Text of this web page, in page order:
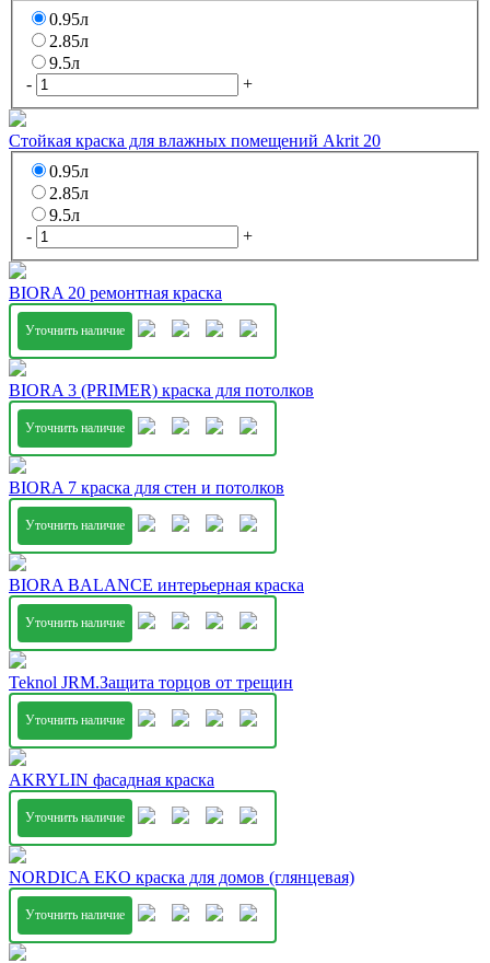
0.95л
2.85л
9.5л
-
+
Стойкая краска для влажных помещений Akrit 20
0.95л
2.85л
9.5л
-
+
BIORA 20 ремонтная краска
Уточнить наличие
BIORA 3 (PRIMER) краска для потолков
Уточнить наличие
BIORA 7 краска для стен и потолков
Уточнить наличие
BIORA BALANCE интерьерная краска
Уточнить наличие
Teknol JRM.Защита торцов от трещин
Уточнить наличие
AKRYLIN фасадная краска
Уточнить наличие
NORDICA EKO краска для домов (глянцевая)
Уточнить наличие